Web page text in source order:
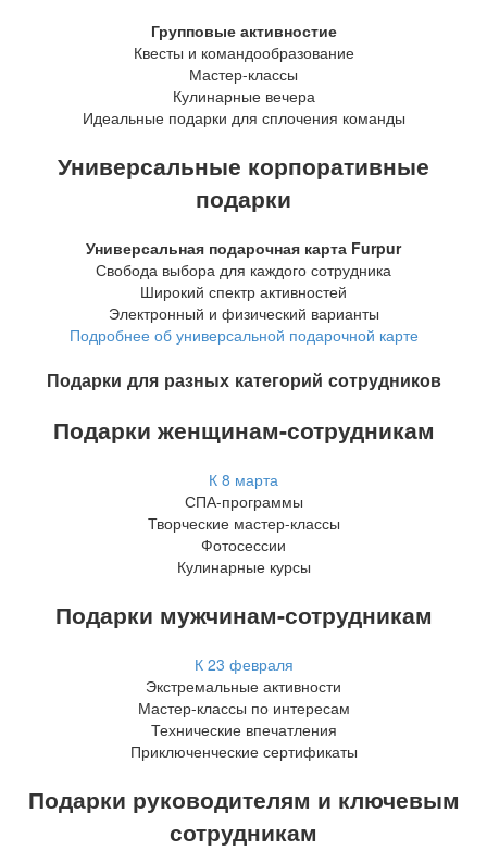
Групповые активностие
Квесты и командообразование
Мастер-классы
Кулинарные вечера
Идеальные подарки для сплочения команды
Универсальные корпоративные
подарки
Универсальная подарочная карта Furpur
Свобода выбора для каждого сотрудника
Широкий спектр активностей
Электронный и физический варианты
Подробнее об универсальной подарочной карте
Подарки для разных категорий сотрудников
Подарки женщинам-сотрудникам
К 8 марта
СПА-программы
Творческие мастер-классы
Фотосессии
Кулинарные курсы
Подарки мужчинам-сотрудникам
К 23 февраля
Экстремальные активности
Мастер-классы по интересам
Технические впечатления
Приключенческие сертификаты
Подарки руководителям и ключевым
сотрудникам